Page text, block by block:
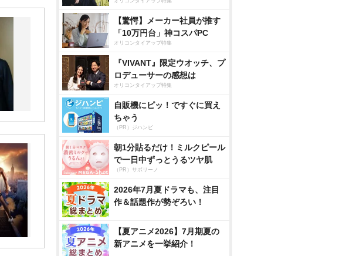
【驚愕】メーカー社員が推す
「10万円台」神コスパPC
オリコンタイアップ特集
『VIVANT』限定ウオッチ、プ
ロデューサーの感想は
オリコンタイアップ特集
自販機にピッ！ですぐに買え
ちゃう
（PR）ジハンピ
朝1分貼るだけ！ミルクピール
で一日中ずっとうるツヤ肌
（PR）サボリーノ
2026年7月夏ドラマも、注目
作＆話題作が勢ぞろい！
【夏アニメ2026】7月期夏の
新アニメを一挙紹介！